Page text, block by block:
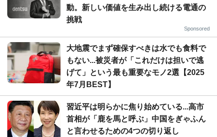
動。新しい価値を生み出し続ける電通の
挑戦
Sponsored
大地震でまず確保すべきは水でも食料で
もない...被災者が「これだけは担いで逃
げて」という最も重要なモノ2選【2025
年7月BEST】
習近平は明らかに焦り始めている...高市
首相が「鹿を馬と呼ぶ」中国をぎゃふん
と言わせるための4つの切り返し